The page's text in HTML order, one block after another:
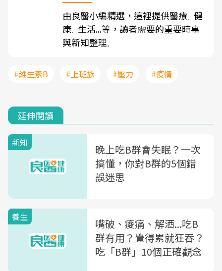
由良醫小編精選，這裡提供醫療、 健
康、 生活...等，讀者需要的重要時事
與新知整理。
#維生素B #上班族 #壓力 #疫情
延伸閱讀
新知
晚上吃B群會失眠？一次
搞懂，你對B群的5個錯
誤迷思
養生
嘴破、痠痛、解酒...吃B
群有用？覺得累就狂吞？
吃「B群」10個正確觀念